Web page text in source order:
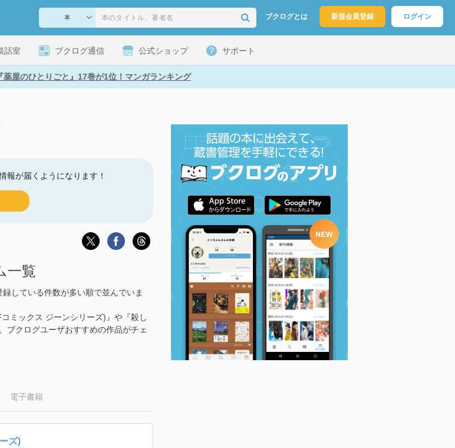
ブクログとは 新規会員登録 ログイン
話室 ブクログ通信 公式ショップ サポート
薬屋のひとりごと』17巻が1位！マンガランキング
報が届くようになります！
一覧
している件数が多い順で並んでいま
ミックス ジーンシリーズ)』や『殺し
ブクログユーザおすすめの作品がチェ
電子書籍
ズ)